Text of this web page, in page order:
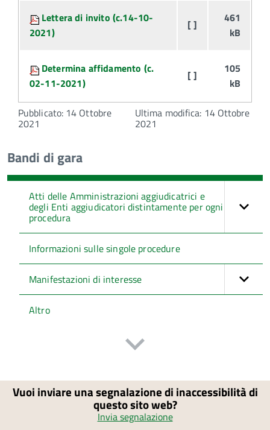
Lettera di invito (c.14-10-
2021)
[ ]
461
kB
Determina affidamento (c.
02-11-2021)
[ ]
105
kB
Pubblicato: 14 Ottobre
2021
Ultima modifica: 14 Ottobre
2021
Bandi di gara
Atti delle Amministrazioni aggiudicatrici e
degli Enti aggiudicatori distintamente per ogni
procedura
Informazioni sulle singole procedure
Manifestazioni di interesse
Altro
Vuoi inviare una segnalazione di inaccessibilità di
questo sito web?
Invia segnalazione